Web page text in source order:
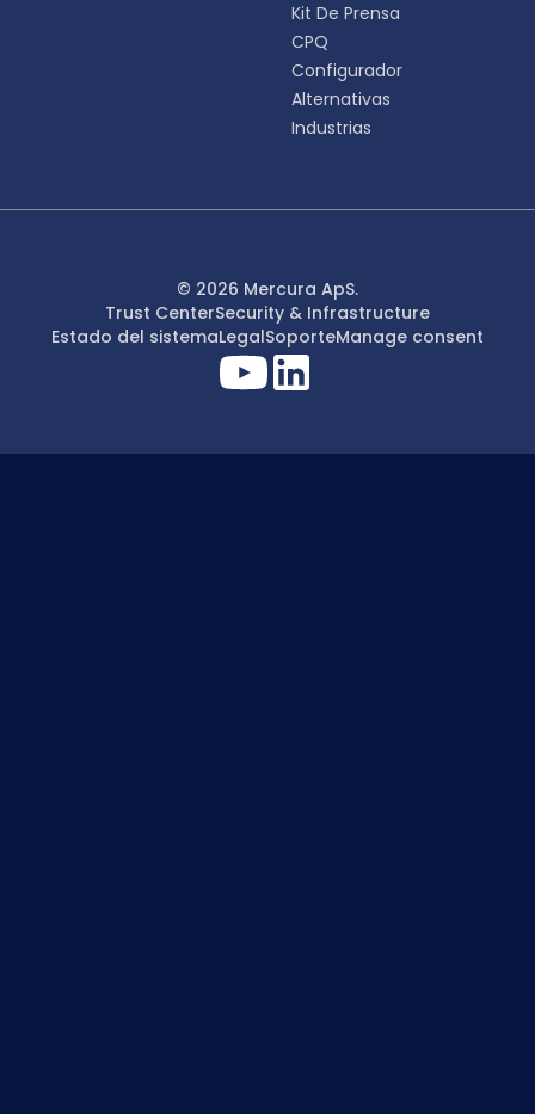
Kit De Prensa
CPQ
Configurador
Alternativas
Industrias
© 2026 Mercura ApS.
Trust CenterSecurity & Infrastructure
Estado del sistemaLegalSoporteManage consent